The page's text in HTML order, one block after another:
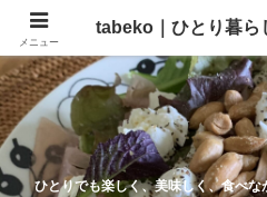
ひとりでも楽しく、美味しく、食べ
メニュー
tabeko｜ひとり暮ら